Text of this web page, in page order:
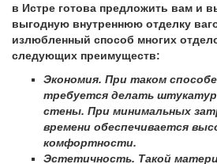
в Истре готова предложить вам и
выгодную внутреннюю отделку
излюбленный способ многих
следующих преимуществ:
Экономия. При таком
требуется делать
стены. При минимальных
времени обеспечивается
комфортности.
Эстетичность. Такой